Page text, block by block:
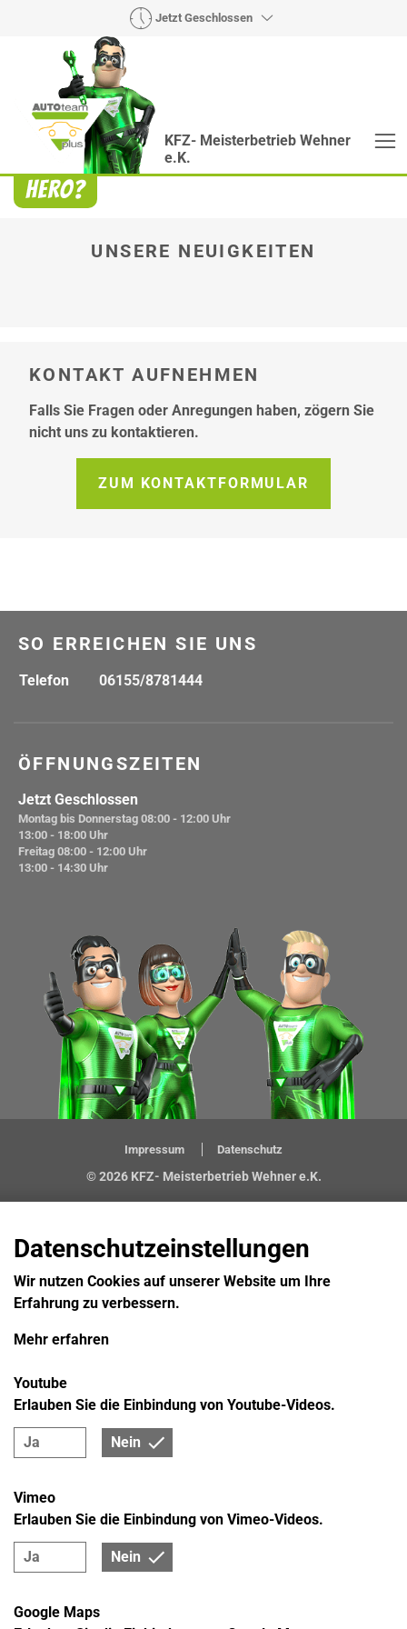
Jetzt Geschlossen
KFZ- Meisterbetrieb Wehner
e.K.
Heroes? Findet man bei uns!
Wie auch wir bringen Handmaker Herby, Rollin‘
jeden Wagen wieder auf die Bahn.
hier
UNSERE NEUIGKEITEN
KONTAKT AUFNEHMEN
Falls Sie Fragen oder Anregungen haben, zögern Sie
nicht uns zu kontaktieren.
ZUM KONTAKTFORMULAR
SO ERREICHEN SIE UNS
Telefon 06155/8781444
ÖFFNUNGSZEITEN
Jetzt Geschlossen
Montag bis Donnerstag 08:00 - 12:00 Uhr
13:00 - 18:00 Uhr
Freitag 08:00 - 12:00 Uhr
13:00 - 14:30 Uhr
Impressum Datenschutz
© 2026 KFZ- Meisterbetrieb Wehner e.K.
Datenschutzeinstellungen
Wir nutzen Cookies auf unserer Website um Ihre
Erfahrung zu verbessern.
Mehr erfahren
Ja Nein
Youtube
Erlauben Sie die Einbindung von Youtube-Videos.
Ja Nein
Vimeo
Erlauben Sie die Einbindung von Vimeo-Videos.
Google Maps